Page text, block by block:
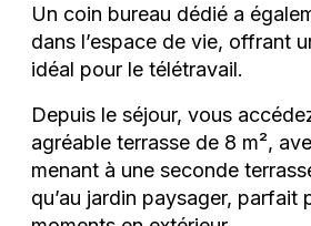
Un coin bureau dédié a
dans l’espace de vie, offrant
idéal pour le télétravail.
Depuis le séjour, vous
agréable terrasse de 8 m²,
menant à une seconde
qu’au jardin paysager, parfait